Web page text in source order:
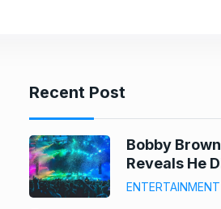
Recent Post
Bobby
Reveals He
ENTERTAINMENT